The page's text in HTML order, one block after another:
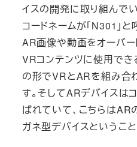
イスの開発に取り組んで
コードネームが「N301」
AR画像や動画をオーバー
VRコンテンツに使用でき
の形でVRとARを組み合
す。そしてARデバイスは
ばれていて、こちらは
ガネ型デバイスということ